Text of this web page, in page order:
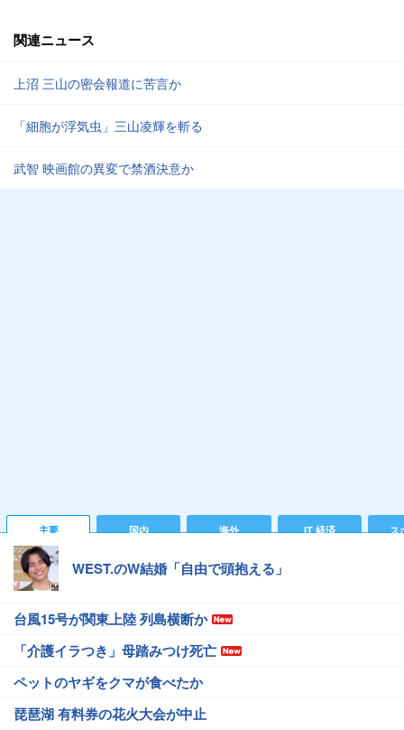
関連ニュース
上沼 三山の密会報道に苦言か
「細胞が浮気虫」三山凌輝を斬る
武智 映画館の異変で禁酒決意か
主要 国内 海外 IT 経済 ス
WEST.のW結婚「自由で頭抱える」
台風15号が関東上陸 列島横断か
「介護イラつき」母踏みつけ死亡
ペットのヤギをクマが食べたか
琵琶湖 有料券の花火大会が中止